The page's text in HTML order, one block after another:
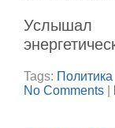
Услышал
Tags: Политика
No Comments